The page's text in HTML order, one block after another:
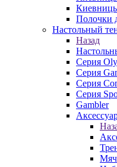
Полочки
Настольный
Назад
Серия
Серия
Серия
Серия
Gambler